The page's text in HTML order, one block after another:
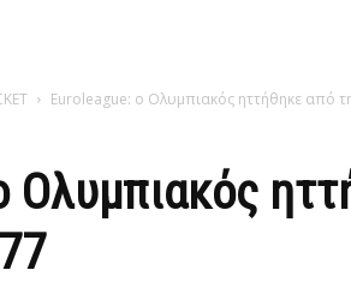
Euroleague: ο Ολυμπιακός ηττήθηκε από
Ολυμπιακός